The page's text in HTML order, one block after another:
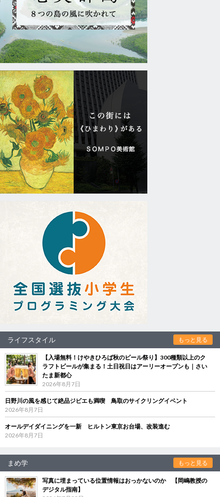
ライフスタイル もっと見る
【入場無料！けやきひろば秋のビール祭り】300種類以上のク
ラフトビールが集まる！土日祝日はアーリーオープンも｜さい
たま新都心
2026年8月7日
日野川の風を感じて絶品ジビエも満喫 鳥取のサイクリングイベント
2026年8月7日
オールデイダイニングを一新 ヒルトン東京お台場、改装進む
2026年8月7日
まめ学 もっと見る
写真に埋まっている位置情報はおっかないのか 【岡嶋教授の
デジタル指南】